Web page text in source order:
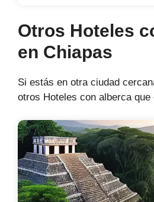
Otros Hoteles
en Chiapas
Si estás en otra ciudad
otros Hoteles con alberca